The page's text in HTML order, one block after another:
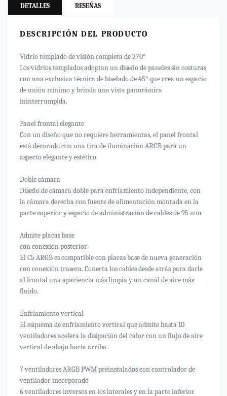
DETALLES RESEÑAS
DESCRIPCIÓN DEL PRODUCTO
Vidrio templado de visión completa de 270°
Los vidrios templados adoptan un diseño de paneles sin costuras
con una exclusiva técnica de biselado de 45° que crea un espacio
de unión mínimo y brinda una vista panorámica
ininterrumpida.
Panel frontal elegante
Con un diseño que no requiere herramientas, el panel frontal
está decorado con una tira de iluminación ARGB para un
aspecto elegante y estético.
Doble cámara
Diseño de cámara doble para enfriamiento independiente, con
la cámara derecha con fuente de alimentación montada en la
parte superior y espacio de administración de cables de 95 mm.
Admite placas base
con conexión posterior
El C5 ARGB es compatible con placas base de nueva generación
con conexión trasera. Conecta los cables desde atrás para darle
al frontal una apariencia más limpia y un canal de aire más
fluido.
Enfriamiento vertical
El esquema de enfriamiento vertical que admite hasta 10
ventiladores acelera la disipación del calor con un flujo de aire
vertical de abajo hacia arriba.
7 ventiladores ARGB PWM preinstalados con controlador de
ventilador incorporado
6 ventiladores inversos en los laterales y en la parte inferior